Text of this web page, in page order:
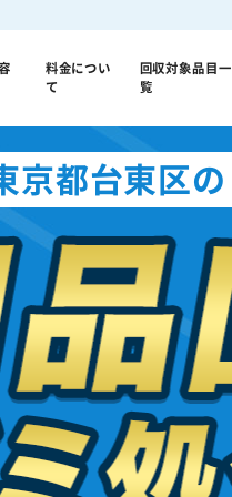
料金につい
て
回収対象品目一
覧
京都台東区の